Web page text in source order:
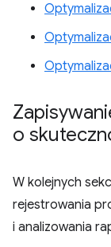
o
W kolejnych
rejestrowania
i analizowania